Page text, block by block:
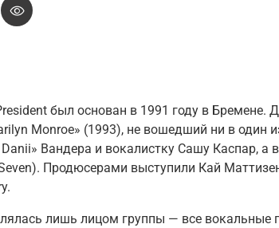
был основан в 1991 году в Бремене.
Monroe» (1993), не вошедший ни в один
Вандера и вокалистку Сашу Каспар, а
. Продюсерами выступили Кай
лишь лицом группы — все вокальные